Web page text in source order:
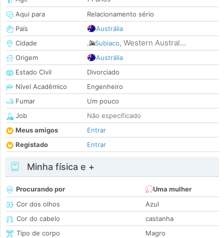
Aqui para
Relacionamento sério
País
Austrália
Cidade
Subiaco, Western Austral...
Origem
Austrália
Estado Civil
Divorciado
Nível Acadêmico
Engenheiro
Fumar
Um pouco
Job
Não especificado
Meus amigos
Entrar
Registado
Entrar
Minha física e +
Procurando por
Uma mulher
Cor dos olhos
Azul
Cor do cabelo
castanha
Tipo de corpo
Magro